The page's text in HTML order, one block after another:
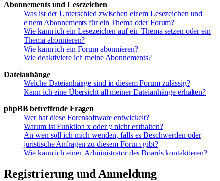
Abonnements und Lesezeichen
Was ist der Unterschied zwischen einem Lesezeichen und
einem Abonnements für ein Thema oder Forum?
Wie kann ich ein Lesezeichen auf ein Thema setzen oder ein
Thema abonnieren?
Wie kann ich ein Forum abonnieren?
Wie deaktiviere ich meine Abonnements?
Dateianhänge
Welche Dateianhänge sind in diesem Forum zulässig?
Kann ich eine Übersicht all meiner Dateianhänge erhalten?
phpBB betreffende Fragen
Wer hat diese Forensoftware entwickelt?
Warum ist Funktion x oder y nicht enthalten?
An wen soll ich mich wenden, falls es Beschwerden oder
juristische Anfragen zu diesem Forum gibt?
Wie kann ich einen Administrator des Boards kontaktieren?
Registrierung und Anmeldung